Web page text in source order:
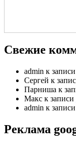
Свежие
admin к записи
Сергей к
Парниша к
Макс к записи
admin к записи
Реклама